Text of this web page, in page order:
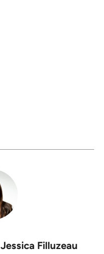
Jessica Filluzeau